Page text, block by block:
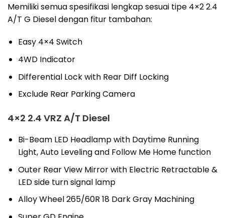
Memiliki semua spesifikasi lengkap sesuai tipe 4×2 2.4
A/T G Diesel dengan fitur tambahan:
Easy 4×4 Switch
4WD Indicator
Differential Lock with Rear Diff Locking
Exclude Rear Parking Camera
4×2 2.4 VRZ A/T Diesel
Bi-Beam LED Headlamp with Daytime Running
Light, Auto Leveling and Follow Me Home function
Outer Rear View Mirror with Electric Retractable &
LED side turn signal lamp
Alloy Wheel 265/60R 18 Dark Gray Machining